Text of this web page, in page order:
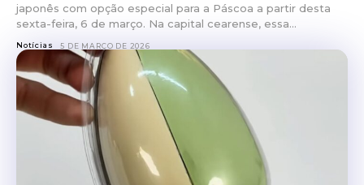
japonês com opção especial para a Páscoa a partir desta
sexta-feira, 6 de março. Na capital cearense, essa...
Notícias 5 DE MARÇO DE 2026